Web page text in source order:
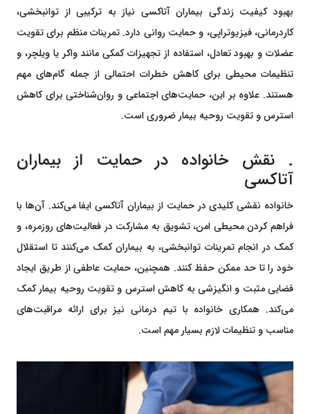
بهبود کیفیت زندگی بیماران آتاکسی نیاز به ترکیبی از توانبخشی،
کاردرمانی، فیزیوتراپی، و حمایت روانی دارد. تمرینات منظم برای تقویت
عضلات و بهبود تعادل، استفاده از تجهیزات کمکی مانند واکر یا ویلچر، و
تنظیمات محیطی برای کاهش خطرات احتمالی از جمله گام‌های مهم
هستند. علاوه بر این، حمایت‌های اجتماعی و روان‌شناختی برای کاهش
استرس و تقویت روحیه بیمار ضروری است.
. نقش خانواده در حمایت از بیماران
آتاکسی
خانواده نقشی کلیدی در حمایت از بیماران آتاکسی ایفا می‌کند. آن‌ها با
فراهم کردن محیطی امن، تشویق به مشارکت در فعالیت‌های روزمره، و
کمک در انجام تمرینات توانبخشی، به بیماران کمک می‌کنند تا استقلال
خود را تا حد ممکن حفظ کنند. همچنین، حمایت عاطفی از طریق ایجاد
فضایی مثبت و انگیزشی به کاهش استرس و تقویت روحیه بیمار کمک
می‌کند. همکاری خانواده با تیم درمانی نیز برای ارائه مراقبت‌های
مناسب و تنظیمات لازم بسیار مهم است.